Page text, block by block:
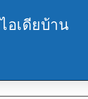
อเดียบ้าน